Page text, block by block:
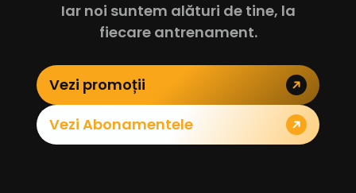
Iar noi suntem alături de tine, la
fiecare antrenament.
Vezi promoții
Vezi Abonamentele